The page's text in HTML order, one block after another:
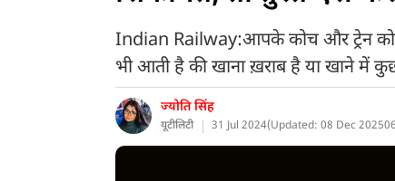
Indian Railway:आपके कोच और ट्रेन को
भी आती है की खाना ख़राब है या खाने में
ज्योति सिंह
यूटीलिटी 31 Jul 2024(Updated: 08 Dec 2025